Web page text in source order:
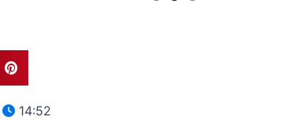
14:52